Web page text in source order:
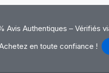
Avis Authentiques – Vérifiés
en toute confiance !